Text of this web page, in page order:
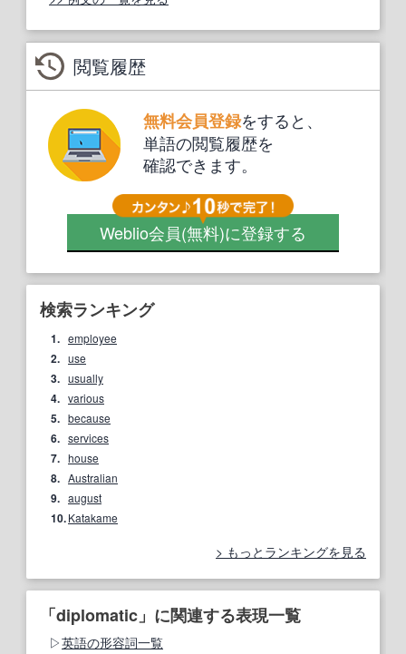
閲覧履歴
無料会員登録をすると、
単語の閲覧履歴を
確認できます。
Weblio会員(無料)に登録する
検索ランキング
1. employee
2. use
3. usually
4. various
5. because
6. services
7. house
8. Australian
9. august
10.Katakame
もっとランキングを見る
「diplomatic」に関連する表現一覧
英語の形容詞一覧